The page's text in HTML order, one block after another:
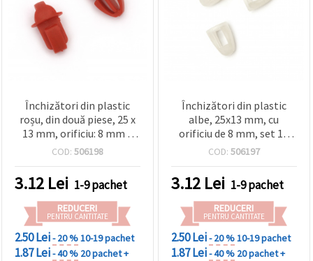
Închizători din plastic
roșu, din două piese, 25 x
13 mm, orificiu: 8 mm –
set de 10 bucăți
COD: 506198
3.12 Lei 1-9 pachet
REDUCERI
PENTRU CANTITATE
2.50 Lei- 20 %10-19 pachet
1.87 Lei- 40 % 20 pachet +
Închizători din plastic
albe, 25x13 mm, cu
orificiu de 8 mm, set 10
bucăți
COD: 506197
3.12 Lei 1-9 pachet
REDUCERI
PENTRU CANTITATE
2.50 Lei- 20 %10-19 pachet
1.87 Lei- 40 % 20 pachet +